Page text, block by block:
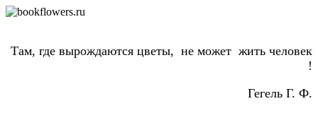
Там, где вырождаются цветы, не может жить человек
!
Гегель Г. Ф.